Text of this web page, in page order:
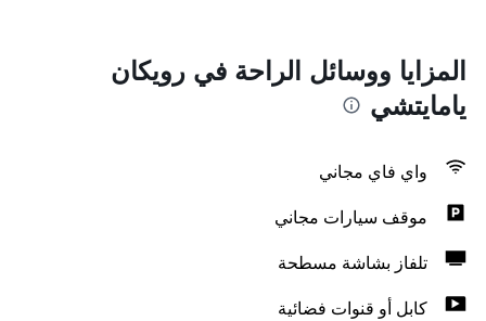
المزايا ووسائل الراحة في رويكان
يامايتشي
واي فاي مجاني
موقف سيارات مجاني
تلفاز بشاشة مسطحة
كابل أو قنوات فضائية